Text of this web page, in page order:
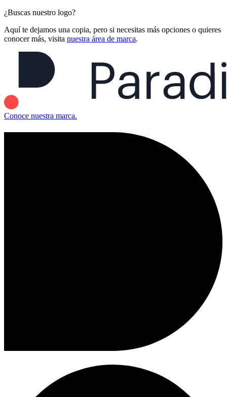
¿Buscas nuestro logo?
Aquí te dejamos una copia, pero si necesitas más opciones o quieres
conocer más, visita nuestra área de marca.
Conoce nuestra marca.